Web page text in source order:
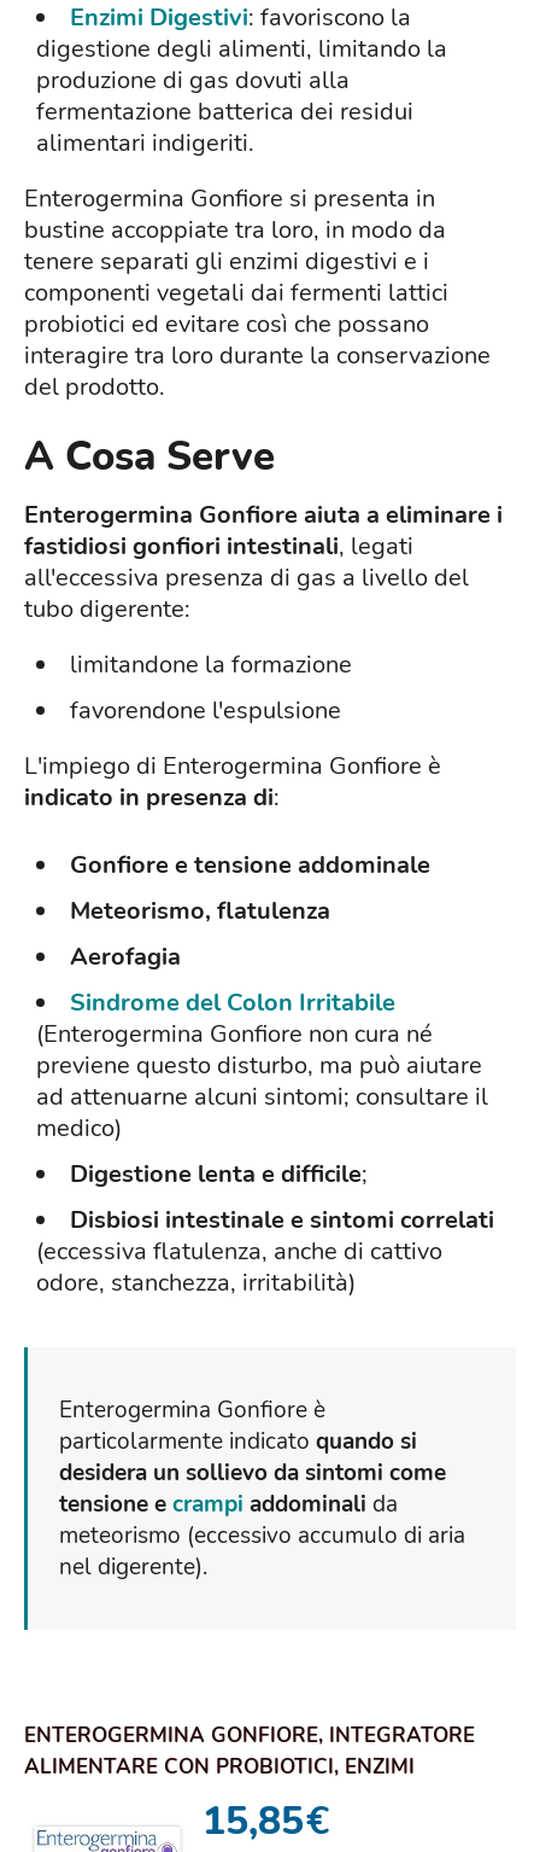
Enzimi Digestivi: favoriscono la
digestione degli alimenti, limitando la
produzione di gas dovuti alla
fermentazione batterica dei residui
alimentari indigeriti.
Enterogermina Gonfiore si presenta in
bustine accoppiate tra loro, in modo da
tenere separati gli enzimi digestivi e i
componenti vegetali dai fermenti lattici
probiotici ed evitare così che possano
interagire tra loro durante la conservazione
del prodotto.
A Cosa Serve
Enterogermina Gonfiore aiuta a eliminare i
fastidiosi gonfiori intestinali, legati
all'eccessiva presenza di gas a livello del
tubo digerente:
limitandone la formazione
favorendone l'espulsione
L'impiego di Enterogermina Gonfiore è
indicato in presenza di:
Gonfiore e tensione addominale
Meteorismo, flatulenza
Aerofagia
Sindrome del Colon Irritabile
(Enterogermina Gonfiore non cura né
previene questo disturbo, ma può aiutare
ad attenuarne alcuni sintomi; consultare il
medico)
Digestione lenta e difficile;
Disbiosi intestinale e sintomi correlati
(eccessiva flatulenza, anche di cattivo
odore, stanchezza, irritabilità)
Enterogermina Gonfiore è
particolarmente indicato quando si
desidera un sollievo da sintomi come
tensione ecrampi addominali da
meteorismo (eccessivo accumulo di aria
nel digerente).
ENTEROGERMINA GONFIORE, INTEGRATORE
ALIMENTARE CON PROBIOTICI, ENZIMI
15,85€